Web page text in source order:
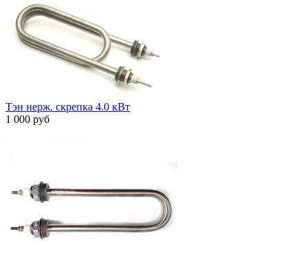
Тэн нерж. скрепка 4.0 кВт
1 000 руб